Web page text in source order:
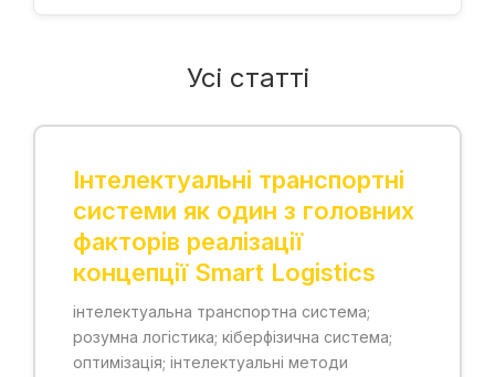
Усі статті
Інтелектуальні транспортні
системи як один з головних
факторів реалізації
концепції Smart Logistics
інтелектуальна транспортна система;
розумна логістика; кіберфізична система;
оптимізація; інтелектуальні методи